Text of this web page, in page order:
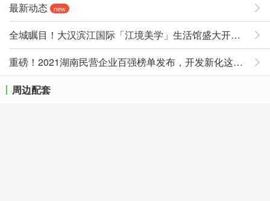
最新动态 new
全城瞩目！大汉滨江国际「江境美学」生活馆盛大开放！
重磅！2021湖南民营企业百强榜单发布，开发新化这个楼盘
周边配套